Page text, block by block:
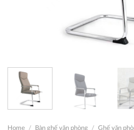
Home / Bàn ghế văn phòng / Ghế văn